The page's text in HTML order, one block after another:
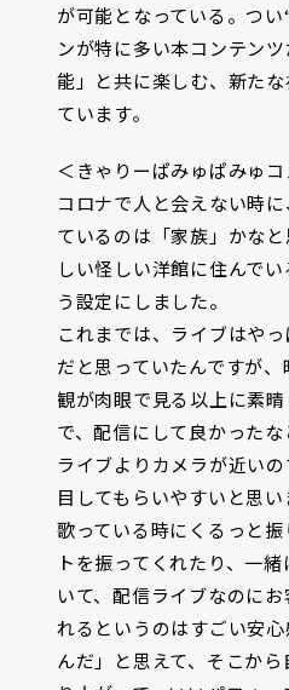
が可能となっている。つ
ンが特に多い本コンテン
能」と共に楽しむ、新た
ています。
＜きゃりーぱみゅぱみゅ
コロナで人と会えない時
ているのは「家族」かな
しい怪しい洋館に住んで
う設定にしました。
これまでは、ライブはや
だと思っていたんですが
観が肉眼で見る以上に素
で、配信にして良かった
ライブよりカメラが近い
目してもらいやすいと思い
歌っている時にくるっと
トを振ってくれたり、一
いて、配信ライブなのに
れるというのはすごい安
んだ」と思えて、そこか